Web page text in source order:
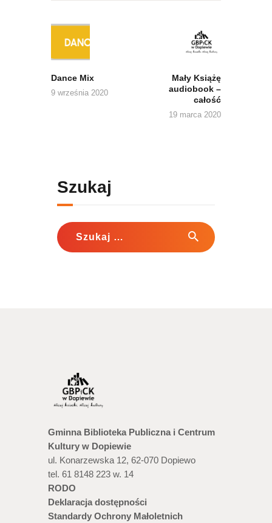
wpisu
Dance Mix
9 września 2020
Mały Książę
audiobook –
całość
19 marca 2020
Szukaj
Szukaj:
Gminna Biblioteka Publiczna i Centrum
Kultury w Dopiewie
ul. Konarzewska 12, 62-070 Dopiewo
tel. 61 8148 223 w. 14
RODO
Deklaracja dostępności
Standardy Ochrony Małoletnich